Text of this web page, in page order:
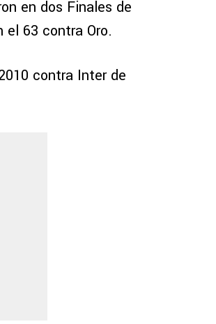
en dos Finales de
el 63 contra Oro.
contra Inter de